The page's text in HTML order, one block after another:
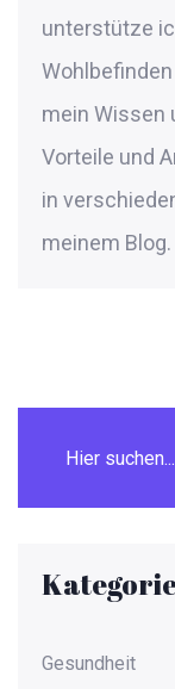
unterstütze
mein Wissen
Vorteile und
in
meinem Blog.
Gesundheit